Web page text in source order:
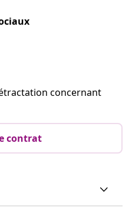
concernant
contrat